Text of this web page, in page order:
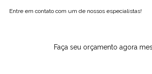
Entre em contato com um de nossos especialistas!
Faça seu orçamento agora